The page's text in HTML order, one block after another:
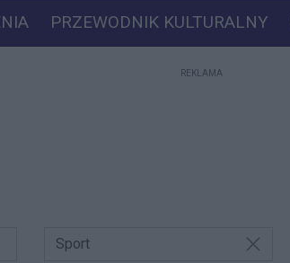
PRZEWODNIK KULTURALNY
REKLAMA
Sport